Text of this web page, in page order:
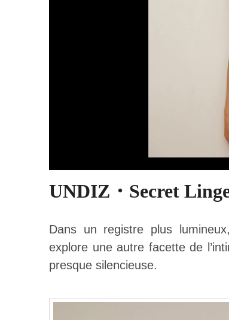
UNDIZ・Secret
Dans un registre plus
explore une autre facette de
presque silencieuse.